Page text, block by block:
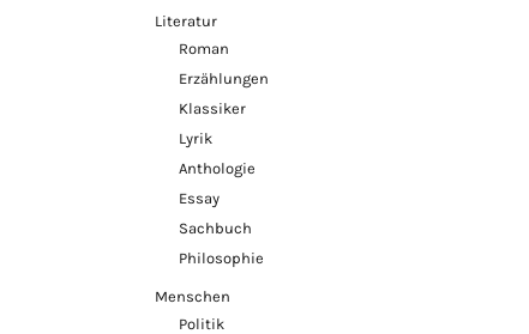
Literatur
Roman
Erzählungen
Klassiker
Lyrik
Anthologie
Essay
Sachbuch
Philosophie
Menschen
Politik